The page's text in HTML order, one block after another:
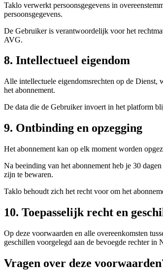
Taklo verwerkt persoonsgegevens in
persoonsgegevens.
De Gebruiker is verantwoordelijk voor het
AVG.
8. Intellectueel eigendom
Alle intellectuele eigendomsrechten op de
het abonnement.
De data die de Gebruiker invoert in het platform
9. Ontbinding en opzegging
Het abonnement kan op elk moment worden
Na beeinding van het abonnement heb je 30
zijn te bewaren.
Taklo behoudt zich het recht voor om het
10. Toepasselijk recht en
Op deze voorwaarden en alle overeenkomsten
geschillen voorgelegd aan de bevoegde rechter in
Vragen over deze